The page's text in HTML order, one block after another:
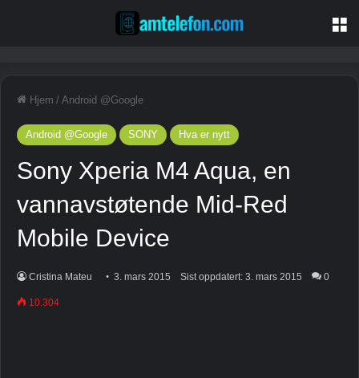
Hjem / Android @Google
Android @Google SONY Hva er nytt
Sony Xperia M4 Aqua, en
vannavstøtende Mid-Red
Mobile Device
Cristina Mateu 3. mars 2015 Sist oppdatert: 3. mars 2015 0
10.304